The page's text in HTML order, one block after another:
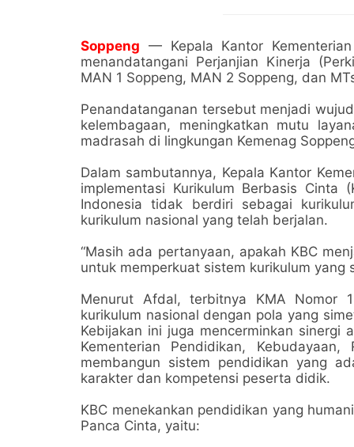
Soppeng — Kepala Kantor
menandatangani Perjanjian Kinerja
MAN 1 Soppeng, MAN 2 Soppeng, dan
Penandatanganan tersebut menjadi
kelembagaan, meningkatkan mutu
madrasah di lingkungan Kemenag
Dalam sambutannya, Kepala Kantor
implementasi Kurikulum Berbasis Cinta
Indonesia tidak berdiri sebagai
kurikulum nasional yang telah berjalan.
“Masih ada pertanyaan, apakah KBC
untuk memperkuat sistem kurikulum yang
Menurut Afdal, terbitnya KMA Nomor
kurikulum nasional dengan pola yang
Kebijakan ini juga mencerminkan sinergi
Kementerian Pendidikan,
membangun sistem pendidikan yang
karakter dan kompetensi peserta didik.
KBC menekankan pendidikan yang
Panca Cinta, yaitu: